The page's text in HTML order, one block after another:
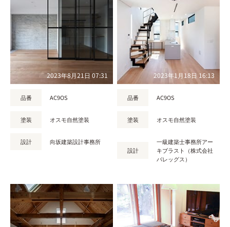
2023年8月21日 07:31
品番 AC9OS
塗装 オスモ自然塗装
設計 向坂建築設計事務所
2023年1月18日 16:13
品番 AC9OS
塗装 オスモ自然塗装
設計
一級建築士事務所アー
キブラスト（株式会社
バレッグス）